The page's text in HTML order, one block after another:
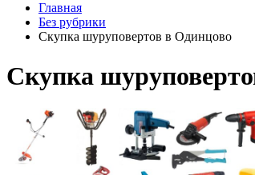
Главная
Без рубрики
Скупка шуруповертов в Одинцово
Скупка